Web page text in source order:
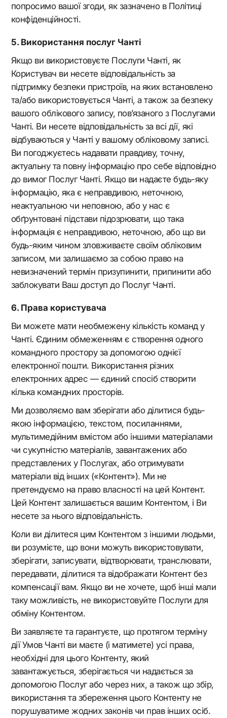
попросимо вашої згоди, як зазначено в Політиці
конфіденційності.
Використання послуг Чанті
Якщо ви використовуєте Послуги Чанті, як
Користувач ви несете відповідальність за
підтримку безпеки пристроїв, на яких встановлено
та/або використовується Чанті, а також за безпеку
вашого облікового запису, пов’язаного з Послугами
Чанті. Ви несете відповідальність за всі дії, які
відбуваються у Чанті у вашому обліковому записі.
Ви погоджуєтесь надавати правдиву, точну,
актуальну та повну інформацію про себе відповідно
до вимог Послуг Чанті. Якщо ви надаєте будь-яку
інформацію, яка є неправдивою, неточною,
неактуальною чи неповною, або у нас є
обґрунтовані підстави підозрювати, що така
інформація є неправдивою, неточною, або що ви
будь-яким чином зловживаєте своїм обліковим
записом, ми залишаємо за собою право на
невизначений термін призупинити, припинити або
заблокувати Ваш доступ до Послуг Чанті.
Права користувача
Ви можете мати необмежену кількість команд у
Чанті. Єдиним обмеженням є створення одного
командного простору за допомогою однієї
електронної пошти. Використання різних
електронних адрес — єдиний спосіб створити
кілька командних просторів.
Ми дозволяємо вам зберігати або ділитися будь-
якою інформацією, текстом, посиланнями,
мультимедійним вмістом або іншими матеріалами
чи сукупністю матеріалів, завантажених або
представлених у Послугах, або отримувати
матеріали від інших («Контент»). Ми не
претендуємо на право власності на цей Контент.
Цей Контент залишається вашим Контентом, і Ви
несете за нього відповідальність.
Коли ви ділитеся цим Контентом з іншими людьми,
ви розумієте, що вони можуть використовувати,
зберігати, записувати, відтворювати, транслювати,
передавати, ділитися та відображати Контент без
компенсації вам. Якщо ви не хочете, щоб інші мали
таку можливість, не використовуйте Послуги для
обміну Контентом.
Ви заявляєте та гарантуєте, що протягом терміну
дії Умов Чанті ви маєте (і матимете) усі права,
необхідні для цього Контенту, який
завантажується, зберігається чи надається за
допомогою Послуг або через них, а також що збір,
використання та збереження цього Контенту не
порушуватиме жодних законів чи прав інших осіб.